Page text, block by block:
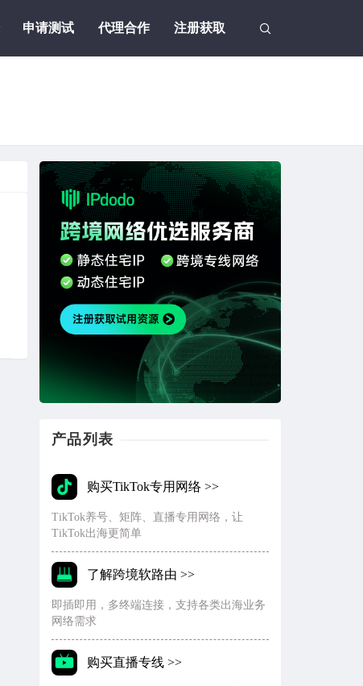
申请测试 代理合作 注册获取
产品列表
购买TikTok专用网络 >>
TikTok养号、矩阵、直播专用网络，让
TikTok出海更简单
了解跨境软路由 >>
即插即用，多终端连接，支持各类出海业务
网络需求
购买直播专线 >>